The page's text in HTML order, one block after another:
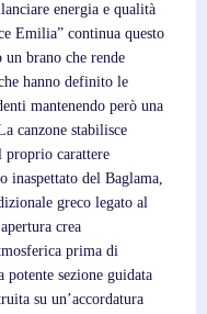
energia e qualità
Emilia” continua questo
brano che rende
hanno definito le
mantenendo però una
canzone stabilisce
proprio carattere
inaspettato del Baglama,
greco legato al
crea
prima di
potente sezione guidata
su un’accordatura